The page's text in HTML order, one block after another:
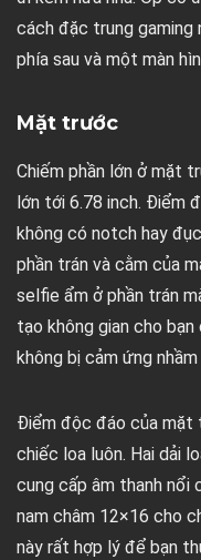
cách đặc trung gaming
phía sau và một màn
Mặt trước
Chiếm phần lớn ở mặt
lớn tới 6.78 inch. Điểm
không có notch hay
phần trán và cằm của
selfie ẩm ở phần trán
tạo không gian cho
không bị cảm ứng nhầm
Điểm độc đáo của mặt
chiếc loa luôn. Hai dải
cung cấp âm thanh
nam châm 12×16 cho
này rất hợp lý để bạn